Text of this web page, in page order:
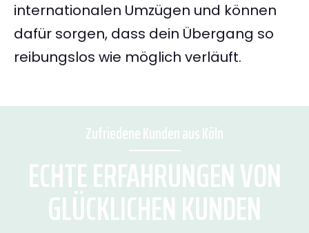
internationalen Umzügen und können
dafür sorgen, dass dein Übergang so
reibungslos wie möglich verläuft.
Zufriedene Kunden aus Köln
ECHTE ERFAHRUNGEN VON
GLÜCKLICHEN KUNDEN